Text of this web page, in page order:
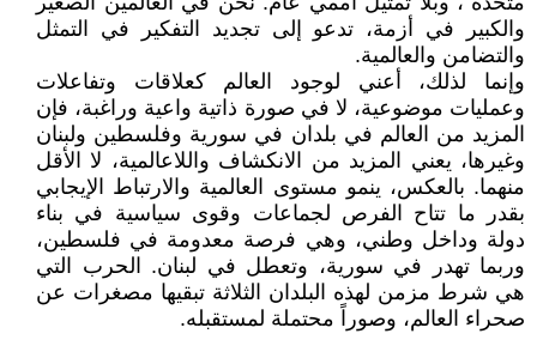
والكبير في أزمة، تدعو إلى تجديد التفكير في التمثل
والتضامن والعالمية.
وإنما لذلك، أعني لوجود العالم كعلاقات وتفاعلات
وعمليات موضوعية، لا في صورة ذاتية واعية وراغبة، فإن
المزيد من العالم في بلدان في سورية وفلسطين ولبنان
وغيرها، يعني المزيد من الانكشاف واللاعالمية، لا الأقل
منهما. بالعكس، ينمو مستوى العالمية والارتباط الإيجابي
بقدر ما تتاح الفرص لجماعات وقوى سياسية في بناء
دولة وداخل وطني، وهي فرصة معدومة في فلسطين،
وربما تهدر في سورية، وتعطل في لبنان. الحرب التي
هي شرط مزمن لهذه البلدان الثلاثة تبقيها مصغرات عن
صحراء العالم، وصوراً محتملة لمستقبله.